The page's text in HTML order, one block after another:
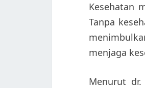
Kesehatan
Tanpa
menjaga
Menurut